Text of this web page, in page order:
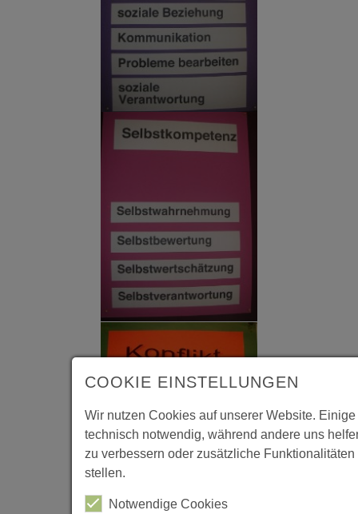
COOKIE EINSTELLUNGEN
Wir nutzen Cookies auf unserer Website.
technisch notwendig, während andere uns
zu verbessern oder zusätzliche
stellen.
Notwendige Cookies